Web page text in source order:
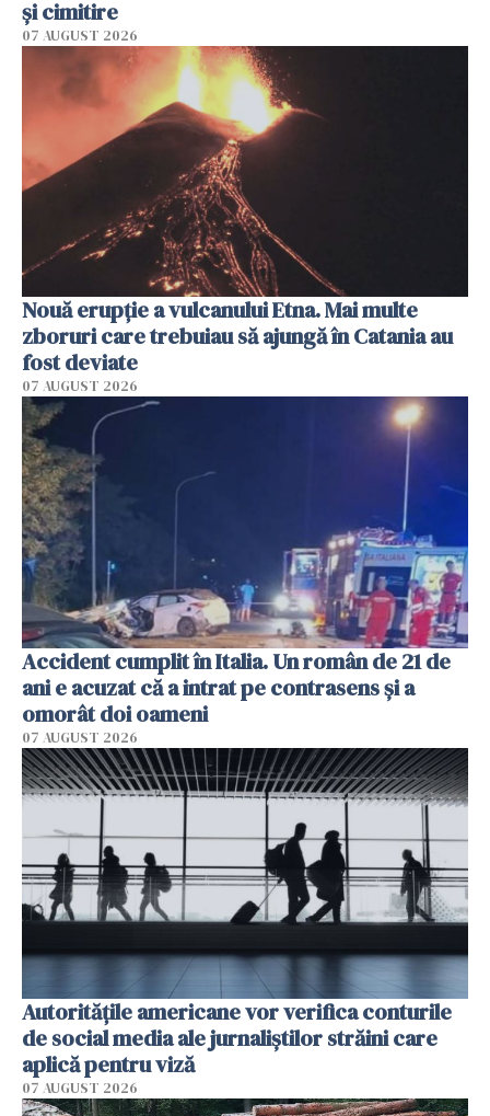
și cimitire
07 AUGUST 2026
Nouă erupție a vulcanului Etna. Mai multe
zboruri care trebuiau să ajungă în Catania au
fost deviate
07 AUGUST 2026
Accident cumplit în Italia. Un român de 21 de
ani e acuzat că a intrat pe contrasens și a
omorât doi oameni
07 AUGUST 2026
Autorităţile americane vor verifica conturile
de social media ale jurnaliştilor străini care
aplică pentru viză
07 AUGUST 2026